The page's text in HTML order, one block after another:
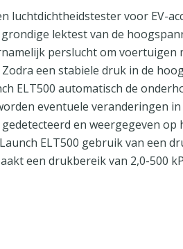
luchtdichtheidstester voor EV-
lektest van de
perslucht om voertuigen
een stabiele druk in de
ELT500 automatisch de
eventuele veranderingen
en weergegeven op
ELT500 gebruik van een
een drukbereik van 2,0-500